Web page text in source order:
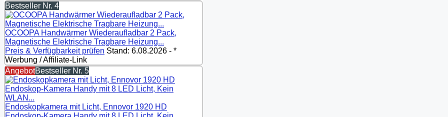
Bestseller Nr. 4
OCOOPA Handwärmer Wiederaufladbar 2 Pack,
Magnetische Elektrische Tragbare Heizung...
Preis & Verfügbarkeit prüfen Stand: 6.08.2026 - *
Werbung / Affiliate-Link
AngebotBestseller Nr. 5
Endoskopkamera mit Licht, Ennovor 1920 HD